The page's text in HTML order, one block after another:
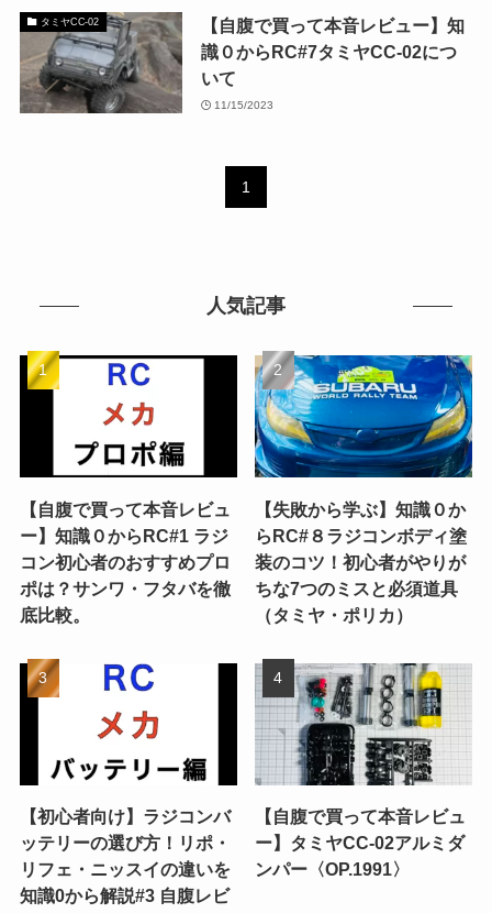
タミヤCC-02
【自腹で買って本音レビュー】知
識０からRC#7タミヤCC-02につ
いて
11/15/2023
1
人気記事
【自腹で買って本音レビュ
ー】知識０からRC#1 ラジ
コン初心者のおすすめプロ
ポは？サンワ・フタバを徹
底比較。
【失敗から学ぶ】知識０か
らRC#８ラジコンボディ塗
装のコツ！初心者がやりが
ちな7つのミスと必須道具
（タミヤ・ポリカ）
【初心者向け】ラジコンバ
ッテリーの選び方！リポ・
リフェ・ニッスイの違いを
知識0から解説#3 自腹レビ
【自腹で買って本音レビュ
ー】タミヤCC-02アルミダ
ンパー〈OP.1991〉